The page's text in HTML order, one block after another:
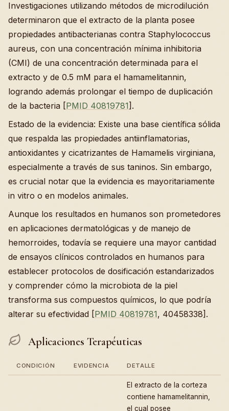
Investigaciones utilizando métodos de microdilución
determinaron que el extracto de la planta posee
propiedades antibacterianas contra Staphylococcus
aureus, con una concentración mínima inhibitoria
(CMI) de una concentración determinada para el
extracto y de 0.5 mM para el hamamelitannin,
logrando además prolongar el tiempo de duplicación
de la bacteria [PMID 40819781].
Estado de la evidencia: Existe una base científica sólida
que respalda las propiedades antiinflamatorias,
antioxidantes y cicatrizantes de Hamamelis virginiana,
especialmente a través de sus taninos. Sin embargo,
es crucial notar que la evidencia es mayoritariamente
in vitro o en modelos animales.
Aunque los resultados en humanos son prometedores
en aplicaciones dermatológicas y de manejo de
hemorroides, todavía se requiere una mayor cantidad
de ensayos clínicos controlados en humanos para
establecer protocolos de dosificación estandarizados
y comprender cómo la microbiota de la piel
transforma sus compuestos químicos, lo que podría
alterar su efectividad [PMID 40819781, 40458338].
Aplicaciones Terapéuticas
CONDICIÓN EVIDENCIA DETALLE
El extracto de la corteza
contiene hamamelitannin,
el cual posee